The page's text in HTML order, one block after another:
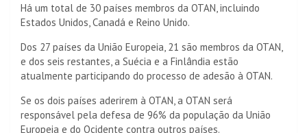
Há um total de 30 países membros da OTAN, incluindo
Estados Unidos, Canadá e Reino Unido.
Dos 27 países da União Europeia, 21 são membros da OTAN,
e dos seis restantes, a Suécia e a Finlândia estão
atualmente participando do processo de adesão à OTAN.
Se os dois países aderirem à OTAN, a OTAN será
responsável pela defesa de 96% da população da União
Europeia e do Ocidente contra outros países.